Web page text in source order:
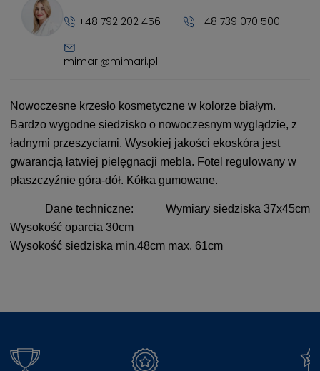
+48 792 202 456 +48 739 070 500
mimari@mimari.pl
Nowoczesne krzesło kosmetyczne w kolorze białym.
Bardzo wygodne siedzisko o nowoczesnym wyglądzie, z
ładnymi przeszyciami. Wysokiej jakości ekoskóra jest
gwarancją łatwiej pielęgnacji mebla. Fotel regulowany w
płaszczyźnie góra-dół. Kółka gumowane.
Dane techniczne:
Wymiary siedziska 37x45cm
Wysokość oparcia 30cm
Wysokość siedziska min.48cm max. 61cm